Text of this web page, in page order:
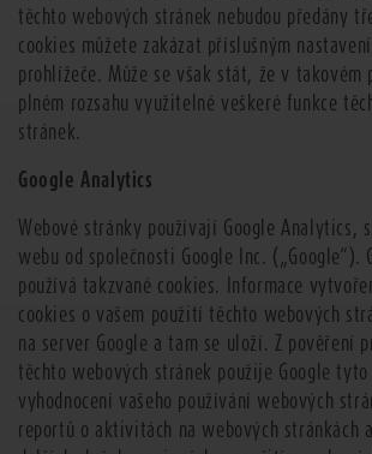
těchto webových stránek nebudou předány
cookies můžete zakázat příslušným
prohlížeče. Může se však stát, že v takovém
plném rozsahu využitelné veškeré funkce
stránek.
Google Analytics
Webové stránky používají Google Analytics,
webu od společnosti Google Inc. („Google“).
používá takzvané cookies. Informace
cookies o vašem použití těchto webových
na server Google a tam se uloží. Z pověření
těchto webových stránek použije Google
vyhodnocení vašeho používání webových
reportů o aktivitách na webových stránkách